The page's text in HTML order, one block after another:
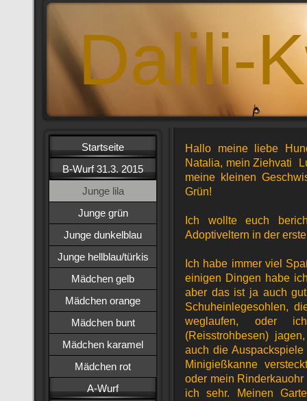
Dalili-
Startseite
B-Wurf 31.3. 2015
Junge lila
Junge grün
Junge dunkelblau
Junge hellblau/türkis
Mädchen gelb
Mädchen orange
Mädchen bunt
Mädchen karamel
Mädchen rot
A-Wurf
Hallo meine liebe
Natalia, mein Ziehvati
meine kleinen
Grün!
Ich wollte euch
Adoptiveltern in der
Ich habe immer viel
einigen Dingen habe
aber das ist ja auch
Schuheinlegesohlen,
weglaufen, oder
(Reisstrohbesen)
auch die
Minigießkanne
oder mein
ich sehr. Meinen